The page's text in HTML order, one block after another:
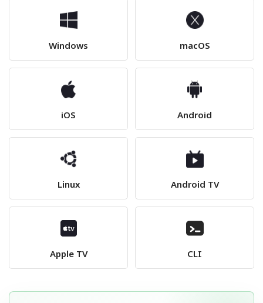
Windows macOS
iOS Android
Linux Android TV
Apple TV CLI